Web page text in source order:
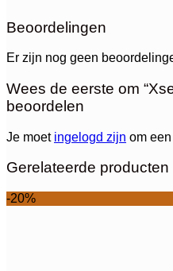
Beoordelingen
Er zijn nog geen
Wees de eerste om
beoordelen
Je moet ingelogd zijn om
Gerelateerde producten
-20%